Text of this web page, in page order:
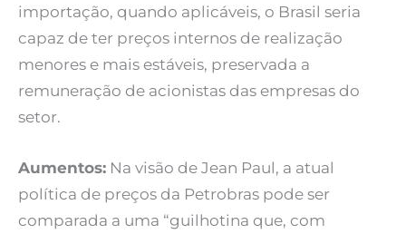
importação, quando aplicáveis, o Brasil seria
capaz de ter preços internos de realização
menores e mais estáveis, preservada a
remuneração de acionistas das empresas do
setor.
Aumentos: Na visão de Jean Paul, a atual
política de preços da Petrobras pode ser
comparada a uma “guilhotina que, com